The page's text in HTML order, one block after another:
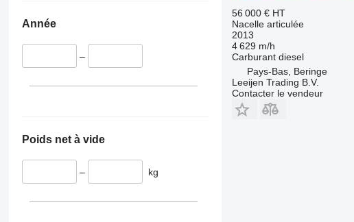
Année
–
Poids net à vide
– kg
56 000 € HT
Nacelle articulée
2013
4 629 m/h
Carburant diesel
Pays-Bas, Beringe
Leeijen Trading B.V.
Contacter le vendeur